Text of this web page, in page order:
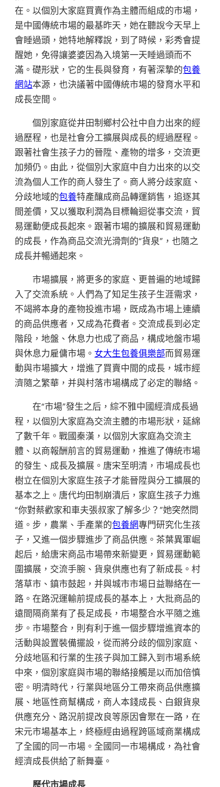
在。以個別大家庭買賣作為主體而組成的市場，
是中國傳統市場的最基昨天，她在聽說今天早上
會睡過頭，她特地解釋說，到了時候，彩秀會提
醒她，免得讓婆婆因為入境第一天睡過頭而不
滿。礎形狀，它的生長與發育，有著深摯的包養
網站本源，也決議著中國傳統市場的發育水平和
成長空間。
個別家庭從井田制鄉村公社中自力出來的經
過歷程，也是社會分工擴展與成長的經過歷程。
跟著社會生孩子力的晉陞、產物的增多，交流更
加頻仍。由此，從個別大家庭中自力出來的以交
流為個人工作的商人發生了。商人將分歧家庭、
分歧地域的包養特產釀成商品轉運銷售，追逐其
間差價，又以獲取利潤為目標輪迴從事交流，貿
易運動便成長起來。跟著市場的擴展和貿易運動
的成長，作為商品交流光滑劑的“貨泉”，也隨之
成長并暢通起來。
市場擴展，將更多的家庭、更普遍的地域歸
入了交流系統。人們為了知足生孩子生涯需求，
不竭將本身的產物投進市場，既成為市場上連續
的商品供應者，又成為花費者。交流成長到必定
階段，地盤、休息力也成了商品，構成地盤市場
與休息力雇傭市場。 女大生包養俱樂部而貿易運
動與市場擴大，增進了買賣中間的成長，城市經
濟隨之繁華，并與村落市場構成了必定的聯絡。
在“市場”發生之后，綜不雅中國經濟成長過
程，以個別大家庭為交流主體的市場形狀，延綿
了數千年。戰國秦漢，以個別大家庭為交流主
體、以商報酬前言的貿易運動，推進了傳統市場
的發生、成長及擴展。唐宋至明清，市場成長也
樹立在個別大家庭生孩子才能晉陞與分工擴展的
基本之上。唐代均田制崩潰后，家庭生孩子力進
“你對蔡歡家和車夫張叔家了解多少？”她突然問
道。步，農業、手產業的包養網專門研究化生孩
子，又進一個步驟進步了商品供應。茶葉異軍崛
起后，給唐宋商品市場帶來新變更，貿易運動範
圍擴展，交流手腕、貨泉供應也有了新成長。村
落草市、鎮市鼓起，并與城市市場日益聯絡在一
路。在路況運輸前提成長的基本上，大批商品的
遠間隔商業有了長足成長，市場整合水平隨之進
步。市場整合，則有利于進一個步驟增進資本的
活動與設置裝備擺設，從而將分歧的個別家庭、
分歧地區和行業的生孩子與加工歸入到市場系統
中來，個別家庭與市場的聯絡接觸是以而加倍慎
密。明清時代，行業與地區分工帶來商品供應擴
展、地區性商幫構成，商人本錢成長、白銀貨泉
供應充分、路況前提改良等原因會聚在一路，在
宋元市場基本上，終極經由過程跨區域商業構成
了全國的同一市場。全國同一市場構成，為社會
經濟成長供給了新舞臺。